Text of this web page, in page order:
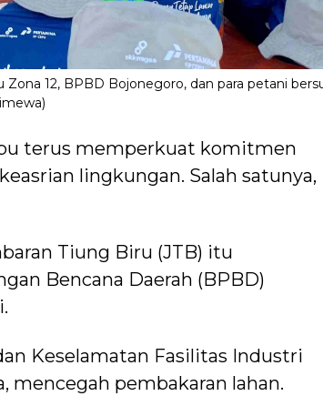
12, BPBD Bojonegoro, dan para petani
terus memperkuat komitmen
lingkungan. Salah satunya,
Tiung Biru (JTB) itu
Bencana Daerah (BPBD)
Keselamatan Fasilitas Industri
mencegah pembakaran lahan.